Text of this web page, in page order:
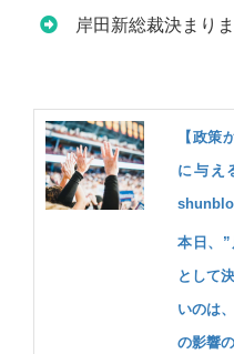
岸田新総裁決まりま
【政策
に与え
本日、
として
いのは
の影響